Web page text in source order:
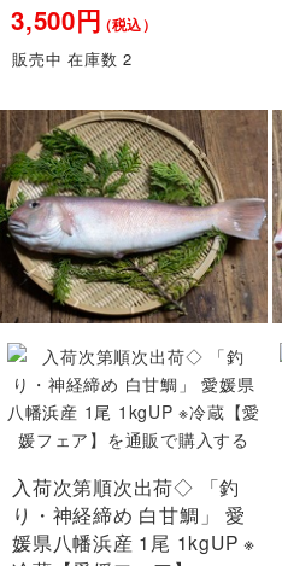
3,500円 （税込）
販売中 在庫数 2
入荷次第順次出荷◇ 「釣
り・神経締め 白甘鯛」 愛
媛県八幡浜産 1尾 1kgUP ※